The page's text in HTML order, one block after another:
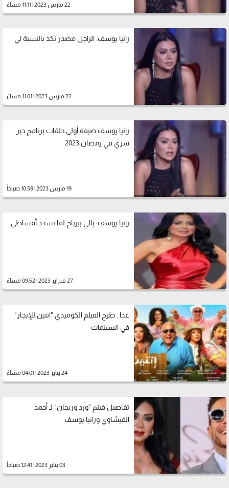
22 مارس 2023 | 11:11 مساءً
رانيا يوسف: الراجل مصدر نكد بالنسبة لي
22 مارس 2023 | 11:01 مساءً
رانيا يوسف ضيفة أولى حلقات برنامج حبر
سري في رمضان 2023
19 مارس 2023 | 10:59 صباحاً
رانيا يوسف: بالي بيرتاح لما بسدد أقساطي
27 فبراير 2023 | 09:52 مساءً
غدا.. طرح الفيلم الكوميدي "اتنين للإيجار"
في السينمات
24 يناير 2023 | 04:01 مساءً
تفاصيل فيلم "ورد وريحان" لـ أحمد
الفيشاوي ورانيا يوسف
03 يناير 2023 | 12:41 صباحاً